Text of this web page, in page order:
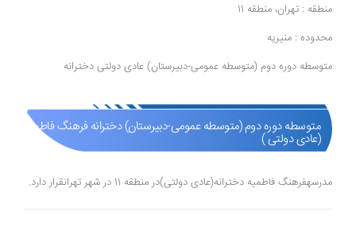
منطقه : تهران، منطقه 11
محدوده : منیریه
متوسطه دوره دوم (متوسطه عمومی-دبیرستان) عادی دولتی دخترانه
متوسطه دوره دوم (متوسطه عمومی-دبیرستان) دخترانه فرهنگ فاطمیه
(عادی دولتی )
مدرسهفرهنگ فاطمیه دخترانه(عادی دولتی)در منطقه 11 در شهر تهرانقرار دارد.